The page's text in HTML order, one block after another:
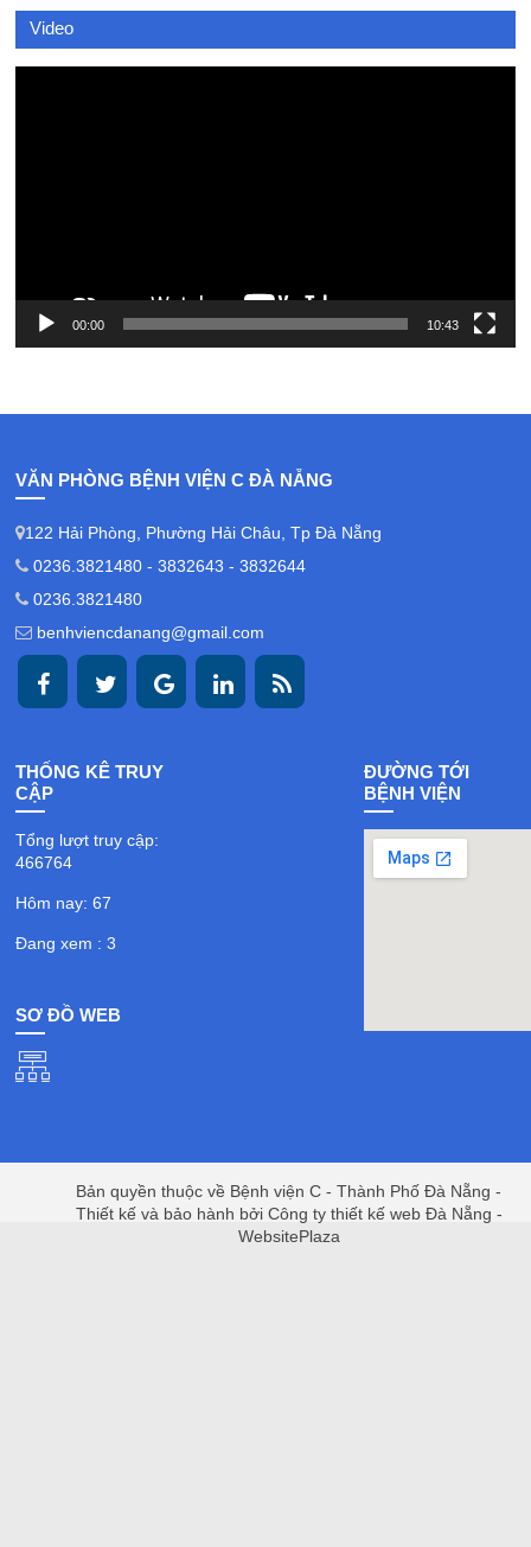
Video
00:00 10:43
VĂN PHÒNG BỆNH VIỆN C ĐÀ NẴNG
122 Hải Phòng, Phường Hải Châu, Tp Đà Nẵng
0236.3821480 - 3832643 - 3832644
0236.3821480
benhviencdanang@gmail.com
THỐNG KÊ TRUY
CẬP
Tổng lượt truy cập:
466764
Hôm nay: 67
Đang xem : 3
SƠ ĐỒ WEB
ĐƯỜNG TỚI
BỆNH VIỆN
Bản quyền thuộc về Bệnh viện C - Thành Phố Đà Nẵng -
Thiết kế và bảo hành bởi Công ty thiết kế web Đà Nẵng -
WebsitePlaza